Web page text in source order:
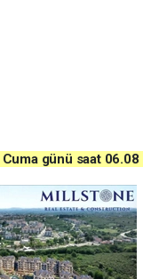
günü saat 06.08